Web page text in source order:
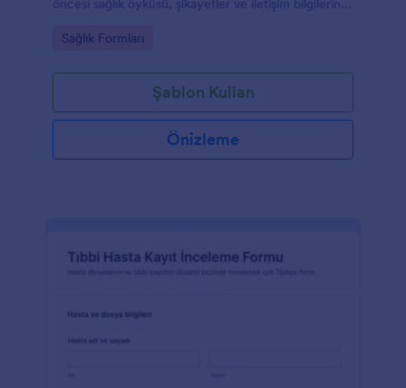
öncesi sağlık öyküsü, şikayetler ve iletişim bilgilerini
form şablonudur.
Go to Category:
Sağlık Formları
Şablon Kullan
Önizleme